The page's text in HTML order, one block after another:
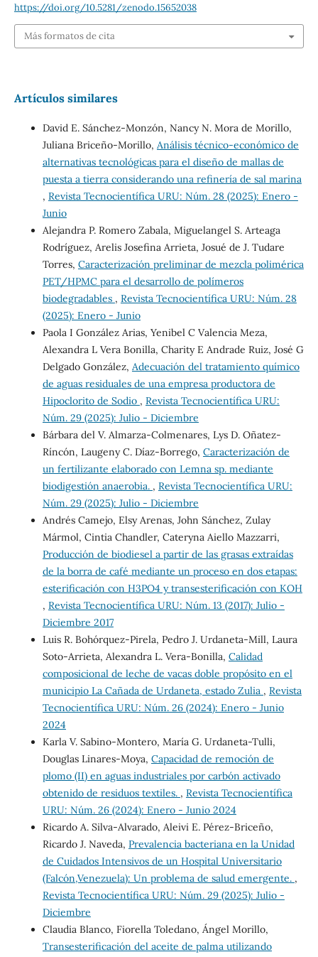
https://doi.org/10.5281/zenodo.15652038
Más formatos de cita
Artículos similares
David E. Sánchez-Monzón, Nancy N. Mora de Morillo,
Juliana Briceño-Morillo, Análisis técnico-económico de
alternativas tecnológicas para el diseño de mallas de
puesta a tierra considerando una refinería de sal marina
, Revista Tecnocientífica URU: Núm. 28 (2025): Enero -
Junio
Alejandra P. Romero Zabala, Miguelangel S. Arteaga
Rodríguez, Arelis Josefina Arrieta, Josué de J. Tudare
Torres, Caracterización preliminar de mezcla polimérica
PET/HPMC para el desarrollo de polímeros
biodegradables , Revista Tecnocientífica URU: Núm. 28
(2025): Enero - Junio
Paola I González Arias, Yenibel C Valencia Meza,
Alexandra L Vera Bonilla, Charity E Andrade Ruiz, José G
Delgado González, Adecuación del tratamiento químico
de aguas residuales de una empresa productora de
Hipoclorito de Sodio , Revista Tecnocientífica URU:
Núm. 29 (2025): Julio - Diciembre
Bárbara del V. Almarza-Colmenares, Lys D. Oñatez-
Ríncón, Laugeny C. Díaz-Borrego, Caracterización de
un fertilizante elaborado con Lemna sp. mediante
biodigestión anaerobia. , Revista Tecnocientífica URU:
Núm. 29 (2025): Julio - Diciembre
Andrés Camejo, Elsy Arenas, John Sánchez, Zulay
Mármol, Cintia Chandler, Cateryna Aiello Mazzarri,
Producción de biodiesel a partir de las grasas extraídas
de la borra de café mediante un proceso en dos etapas:
esterificación con H3PO4 y transesterificación con KOH
, Revista Tecnocientífica URU: Núm. 13 (2017): Julio -
Diciembre 2017
Luis R. Bohórquez-Pirela, Pedro J. Urdaneta-Mill, Laura
Soto-Arrieta, Alexandra L. Vera-Bonilla, Calidad
composicional de leche de vacas doble propósito en el
municipio La Cañada de Urdaneta, estado Zulia , Revista
Tecnocientífica URU: Núm. 26 (2024): Enero - Junio
2024
Karla V. Sabino-Montero, María G. Urdaneta-Tulli,
Douglas Linares-Moya, Capacidad de remoción de
plomo (II) en aguas industriales por carbón activado
obtenido de residuos textiles. , Revista Tecnocientífica
URU: Núm. 26 (2024): Enero - Junio 2024
Ricardo A. Silva-Alvarado, Aleivi E. Pérez-Briceño,
Ricardo J. Naveda, Prevalencia bacteriana en la Unidad
de Cuidados Intensivos de un Hospital Universitario
(Falcón,Venezuela): Un problema de salud emergente. ,
Revista Tecnocientífica URU: Núm. 29 (2025): Julio -
Diciembre
Claudia Blanco, Fiorella Toledano, Ángel Morillo,
Transesterificación del aceite de palma utilizando